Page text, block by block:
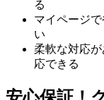
る
マイページ
い
柔軟な対応
応できる